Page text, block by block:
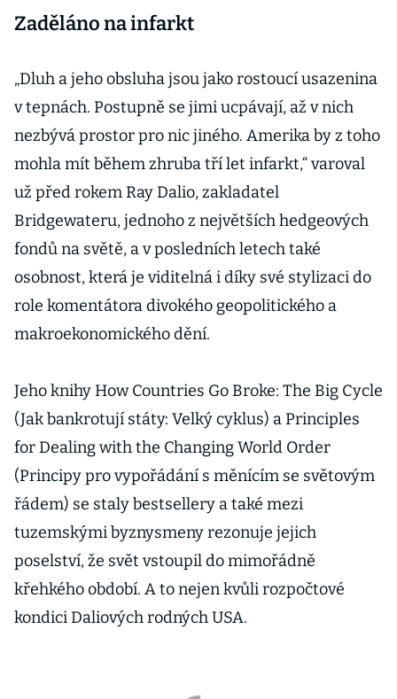
Zaděláno na infarkt
„Dluh a jeho obsluha jsou jako rostoucí usazenina
v tepnách. Postupně se jimi ucpávají, až v nich
nezbývá prostor pro nic jiného. Amerika by z toho
mohla mít během zhruba tří let infarkt,“ varoval
už před rokem Ray Dalio, zakladatel
Bridgewateru, jednoho z největších hedgeových
fondů na světě, a v posledních letech také
osobnost, která je viditelná i díky své stylizaci do
role komentátora divokého geopolitického a
makroekonomického dění.
Jeho knihy How Countries Go Broke: The Big Cycle
(Jak bankrotují státy: Velký cyklus) a Principles
for Dea­ling with the Changing World Order
(Principy pro vypořádání s měnícím se světovým
řádem) se staly bestsellery a také mezi
tuzemskými byznysmeny rezonuje jejich
poselství, že svět vstoupil do mimořádně
křehkého období. A to nejen kvůli rozpočtové
kondici Daliových rodných USA.